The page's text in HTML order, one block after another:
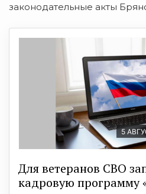
законодательные акты
5
Для ветеранов СВО
кадровую программу